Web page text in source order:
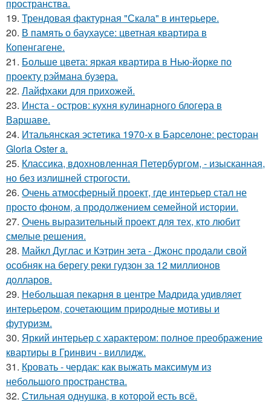
пространства.
19. Трендовая фактурная "Скала" в интерьере.
20. В память о баухаусе: цветная квартира в
Копенгагене.
21. Больше цвета: яркая квартира в Нью-йорке по
проекту рэймана бузера.
22. Лайфхаки для прихожей.
23. Инста - остров: кухня кулинарного блогера в
Варшаве.
24. Итальянская эстетика 1970-х в Барселоне: ресторан
Gloria Oster a.
25. Классика, вдохновленная Петербургом, - изысканная,
но без излишней строгости.
26. Очень атмосферный проект, где интерьер стал не
просто фоном, а продолжением семейной истории.
27. Очень выразительный проект для тех, кто любит
смелые решения.
28. Майкл Дуглас и Кэтрин зета - Джонс продали свой
особняк на берегу реки гудзон за 12 миллионов
долларов.
29. Небольшая пекарня в центре Мадрида удивляет
интерьером, сочетающим природные мотивы и
футуризм.
30. Яркий интерьер с характером: полное преображение
квартиры в Гринвич - виллидж.
31. Кровать - чердак: как выжать максимум из
небольшого пространства.
32. Стильная однушка, в которой есть всё.